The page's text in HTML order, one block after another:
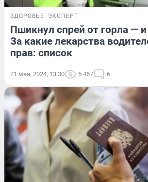
ЗДОРОВЬЕ ЭКСПЕРТ
Пшикнул спрей от горла —
За какие лекарства
прав: список
21 мая, 2024, 13:30 5 467 6